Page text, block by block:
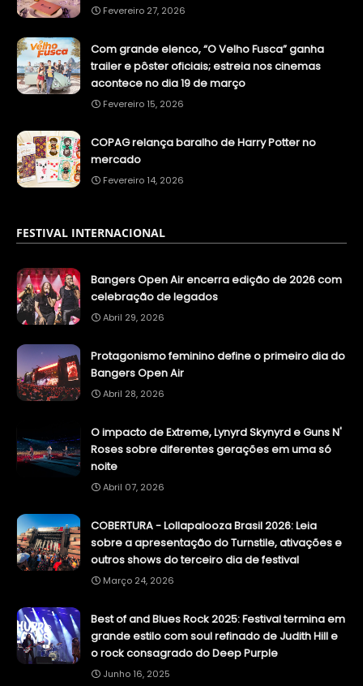
Fevereiro 27, 2026
Com grande elenco, “O Velho Fusca” ganha
trailer e pôster oficiais; estreia nos cinemas
acontece no dia 19 de março
Fevereiro 15, 2026
COPAG relança baralho de Harry Potter no
mercado
Fevereiro 14, 2026
FESTIVAL INTERNACIONAL
Bangers Open Air encerra edição de 2026 com
celebração de legados
Abril 29, 2026
Protagonismo feminino define o primeiro dia do
Bangers Open Air
Abril 28, 2026
O impacto de Extreme, Lynyrd Skynyrd e Guns N'
Roses sobre diferentes gerações em uma só
noite
Abril 07, 2026
COBERTURA - Lollapalooza Brasil 2026: Leia
sobre a apresentação do Turnstile, ativações e
outros shows do terceiro dia de festival
Março 24, 2026
Best of and Blues Rock 2025: Festival termina em
grande estilo com soul refinado de Judith Hill e
o rock consagrado do Deep Purple
Junho 16, 2025